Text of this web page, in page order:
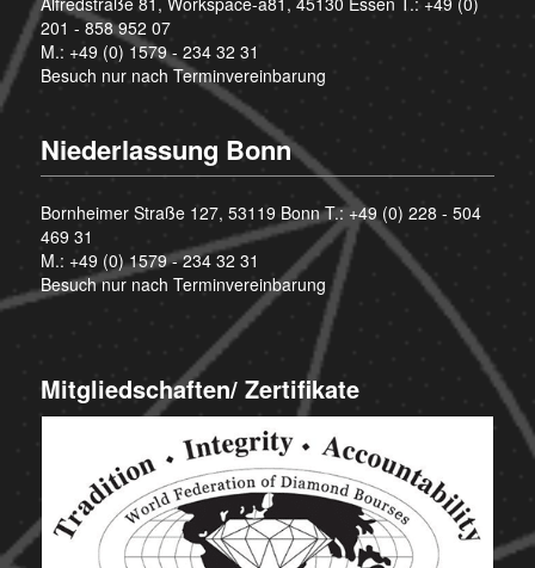
201 - 858 952 07
M.: +49 (0) 1579 - 234 32 31
Besuch nur nach Terminvereinbarung
Niederlassung Bonn
Bornheimer Straße 127, 53119 Bonn T.:+49 (0) 228 - 504
469 31
M.: +49 (0) 1579 - 234 32 31
Besuch nur nach Terminvereinbarung
Mitgliedschaften/ Zertifikate